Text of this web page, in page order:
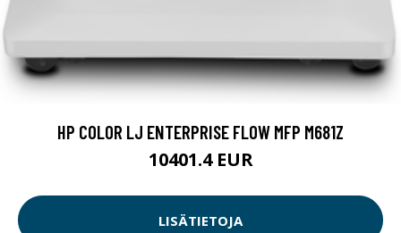
HP COLOR LJ ENTERPRISE FLOW MFP M681Z
10401.4 EUR
LISÄTIETOJA